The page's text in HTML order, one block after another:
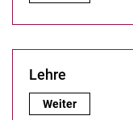
Lehre
Lehre:
Weiter